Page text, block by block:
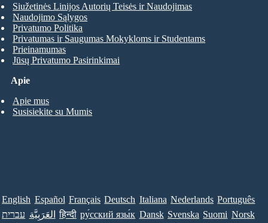
Apie
Apie mus
Susisiekite su Mumis
Siužetinės Linijos Autorių Teisės ir Naudojimas
Naudojimo Sąlygos
Privatumo Politika
Privatumas ir Saugumas Mokykloms ir Studentams
Prieinamumas
Jūsų Privatumo Pasirinkimai
English Español Français Deutsch Italiana Nederlands Português
עברית العَرَبِيَّة हिन्दी ру́сский язы́к Dansk Svenska Suomi Norsk